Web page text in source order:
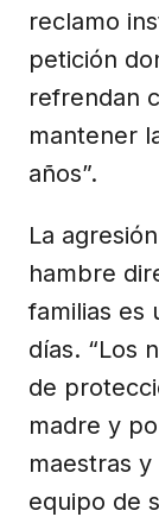
reclamo
petición
refrendan
mantener
años”.
La
hambre
familias es
días. “Los
de
madre y
maestras
equipo de